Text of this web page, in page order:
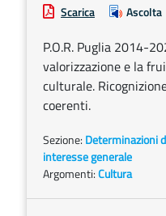
Scarica Ascolta
P.O.R. Puglia 2014-
valorizzazione e la
culturale.
coerenti.
Sezione: Determinazioni
interesse generale
Argomenti:Cultura